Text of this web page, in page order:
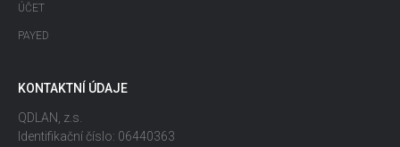
ÚČET
PAYED
KONTAKTNÍ ÚDAJE
QDLAN, z.s.
Identifikační číslo: 06440363